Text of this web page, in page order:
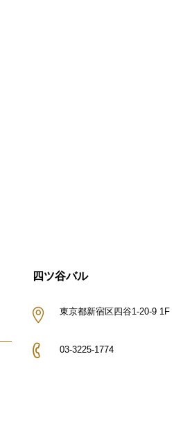
四ツ谷バル
東京都新宿区四谷1-20-9 1F
03-3225-1774